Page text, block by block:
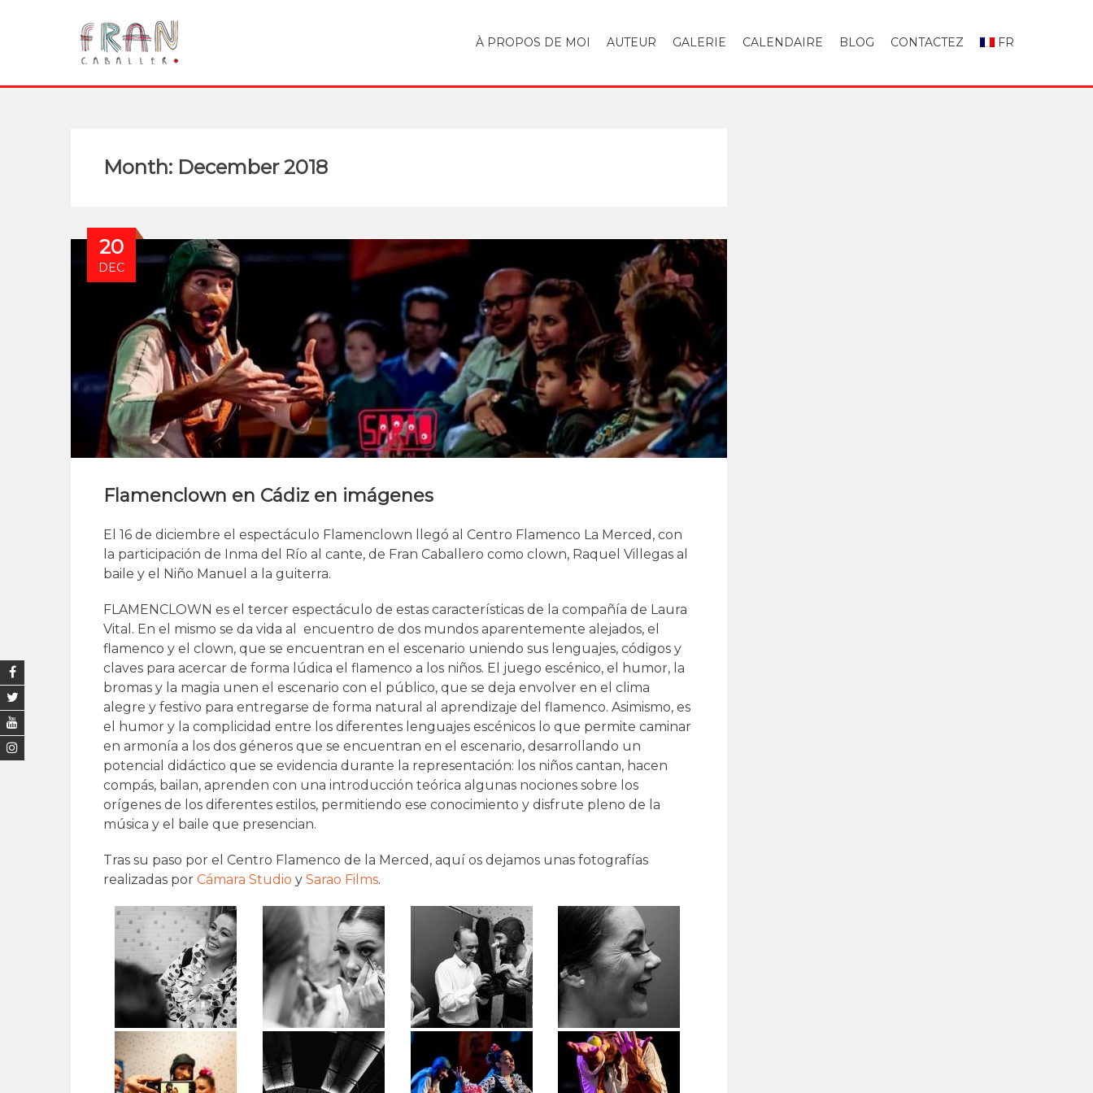
À PROPOS DE MOI AUTEUR GALERIE CALENDAIRE BLOG CONTACTEZ FR
Month: December 2018
20
DEC
Flamenclown en Cádiz en imágenes
El 16 de diciembre el espectáculo Flamenclown llegó al Centro Flamenco La Merced, con
la participación de Inma del Río al cante, de Fran Caballero como clown, Raquel Villegas al
baile y el Niño Manuel a la guiterra.
FLAMENCLOWN es el tercer espectáculo de estas características de la compañía de Laura
Vital. En el mismo se da vida al encuentro de dos mundos aparentemente alejados, el
flamenco y el clown, que se encuentran en el escenario uniendo sus lenguajes, códigos y
claves para acercar de forma lúdica el flamenco a los niños. El juego escénico, el humor, la
bromas y la magia unen el escenario con el público, que se deja envolver en el clima
alegre y festivo para entregarse de forma natural al aprendizaje del flamenco. Asimismo, es
el humor y la complicidad entre los diferentes lenguajes escénicos lo que permite caminar
en armonía a los dos géneros que se encuentran en el escenario, desarrollando un
potencial didáctico que se evidencia durante la representación: los niños cantan, hacen
compás, bailan, aprenden con una introducción teórica algunas nociones sobre los
orígenes de los diferentes estilos, permitiendo ese conocimiento y disfrute pleno de la
música y el baile que presencian.
Tras su paso por el Centro Flamenco de la Merced, aquí os dejamos unas fotografías
realizadas por Cámara Studio y Sarao Films.